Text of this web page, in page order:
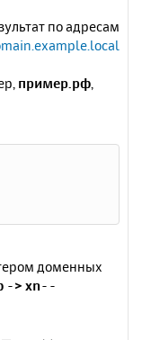
по адресам
пример.рф,
доменных
-> xn--